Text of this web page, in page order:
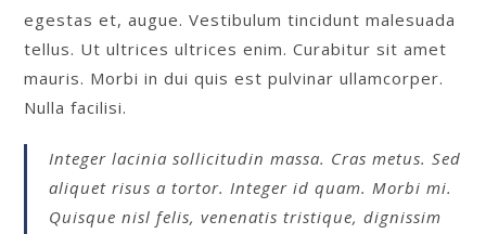
egestas et, augue. Vestibulum tincidunt malesuada
tellus. Ut ultrices ultrices enim. Curabitur sit amet
mauris. Morbi in dui quis est pulvinar ullamcorper.
Nulla facilisi.
Integer lacinia sollicitudin massa. Cras metus. Sed
aliquet risus a tortor. Integer id quam. Morbi mi.
Quisque nisl felis, venenatis tristique, dignissim